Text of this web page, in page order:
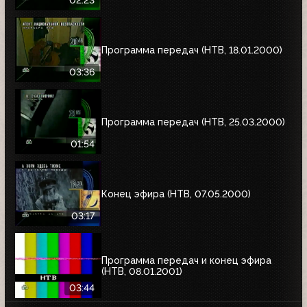
03:36
Программа передач (НТВ, 18.01.2000)
01:54
Программа передач (НТВ, 25.03.2000)
03:17
Конец эфира (НТВ, 07.05.2000)
03:44
Программа передач и конец эфира
(НТВ, 08.01.2001)